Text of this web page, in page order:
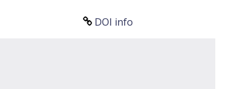
DOI info